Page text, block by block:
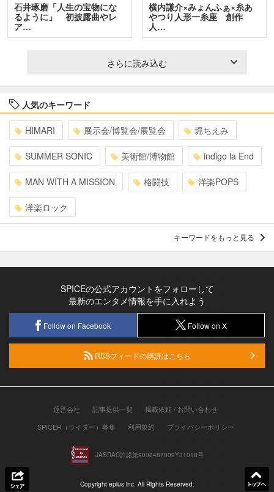
石井琢磨「人生の宝物にな
るように」 初披露曲やレ
ア…
横内謙介×みょんふぁ×糸あ
やつり人形一糸座 創作
人…
さらに読み込む
人気のキーワード
HIMARI 展示会/博覧会/展覧会 堀ちえみ
SUMMER SONIC 美術館/博物館 indigo la End
MAN WITH A MISSION 格闘技 洋楽POPS
洋楽ロック
キーワードをもっと見る
SPICEの公式アカウントをフォローして
最新のエンタメ情報を手に入れよう
Follow on Facebook Follow on X
RSSフィードの購読はこちら
運営会社 記事提供一覧
掲載依頼 / お問い合わせ
SPICER（ライター）募集
利用規約 プライバシーポリシー
JASRAC許諾第9008487009Y31018号
Copyright eplus inc. All Rights Reserved.